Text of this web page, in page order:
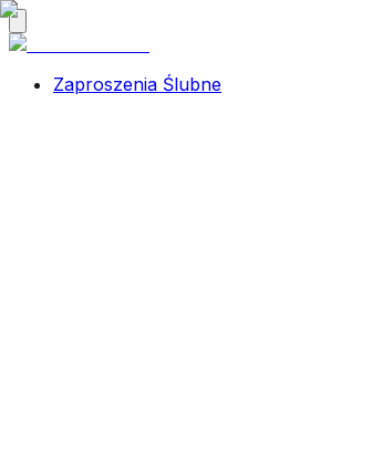
Zaproszenia Ślubne